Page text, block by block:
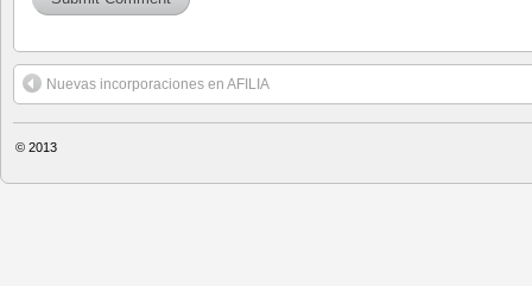
Nuevas incorporaciones en AFILIA
© 2013